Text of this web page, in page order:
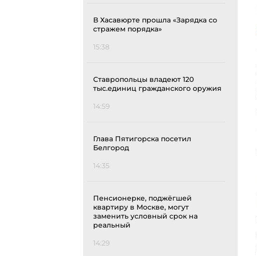
В Хасавюрте прошла «Зарядка со
стражем порядка»
15:38
Ставропольцы владеют 120
тыс.единиц гражданского оружия
14:59
Глава Пятигорска посетил
Белгород
14:35
Пенсионерке, поджёгшей
квартиру в Москве, могут
заменить условный срок на
реальный
14:29